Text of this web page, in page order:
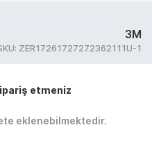
3M
ZER17261727272362111U-1
etmeniz
eklenebilmektedir.